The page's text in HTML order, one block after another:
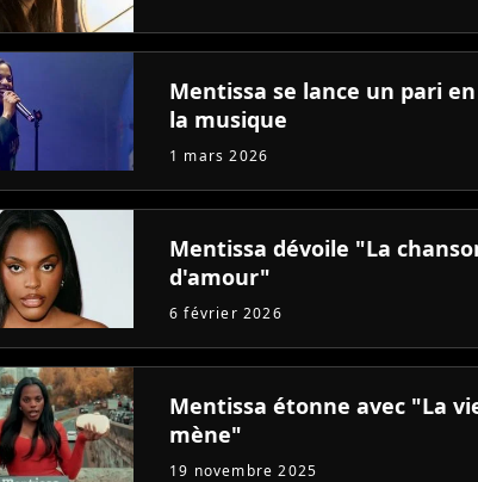
Mentissa se lance un pari
la musique
1 mars 2026
Mentissa dévoile "La
d'amour"
6 février 2026
Mentissa étonne avec "La
mène"
19 novembre 2025